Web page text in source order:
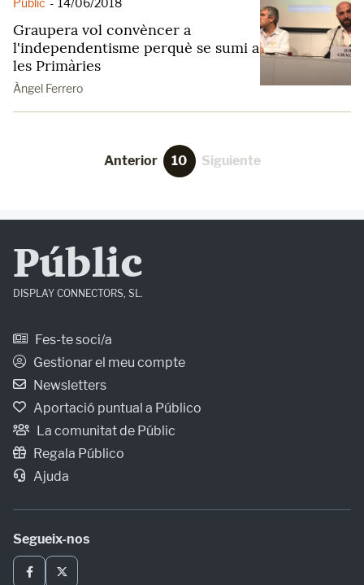
Públic - 14/06/2018
Graupera vol convèncer a
l'independentisme perquè se sumi a
les Primàries
Àngel Ferrero
Anterior 10 Siguiente
Públic
DISPLAY CONNECTORS, SL.
Fes-te soci/a
Gestionar el meu compte
Newsletters
Aportació puntual a Público
La comunitat de Públic
Regala Público
Ajuda
Segueix-nos